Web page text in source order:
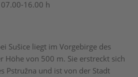
Sušice liegt im Vorgebirge des
Höhe von 500 m. Sie erstreckt sich
Pstružna und ist von der Stadt
16.00 h